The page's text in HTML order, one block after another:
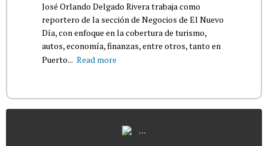
José Orlando Delgado Rivera trabaja como
reportero de la sección de Negocios de El Nuevo
Día, con enfoque en la cobertura de turismo,
autos, economía, finanzas, entre otros, tanto en
Puerto... Read more
...